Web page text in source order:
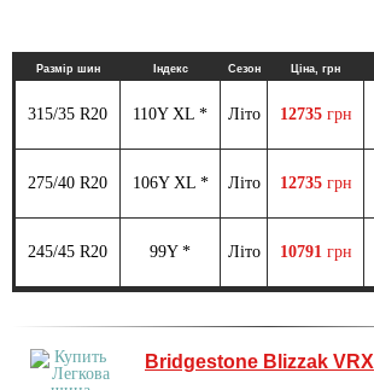
Размір шин Індекс Сезон Ціна, грн
315/35 R20 110Y XL * Літо 12735 грн
275/40 R20 106Y XL * Літо 12735 грн
245/45 R20 99Y * Літо 10791 грн
Bridgestone Blizzak VRX